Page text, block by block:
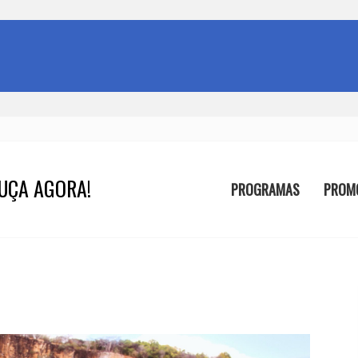
AGORA! PROGRAMAS